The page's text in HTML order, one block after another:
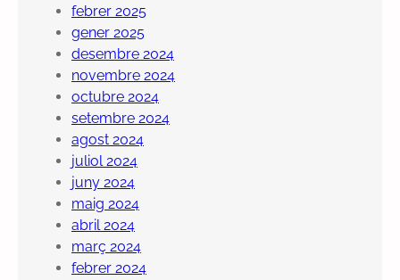
febrer 2025
gener 2025
desembre 2024
novembre 2024
octubre 2024
setembre 2024
agost 2024
juliol 2024
juny 2024
maig 2024
abril 2024
març 2024
febrer 2024